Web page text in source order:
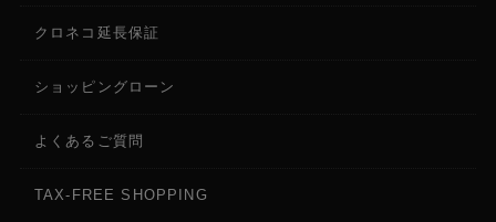
クロネコ延長保証
ショッピングローン
よくあるご質問
TAX-FREE SHOPPING